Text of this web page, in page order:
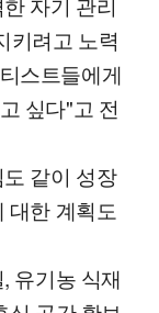
키려고 노력
스트들에게
싶다"고 전
같이 성장
대한 계획도
유기농 식재